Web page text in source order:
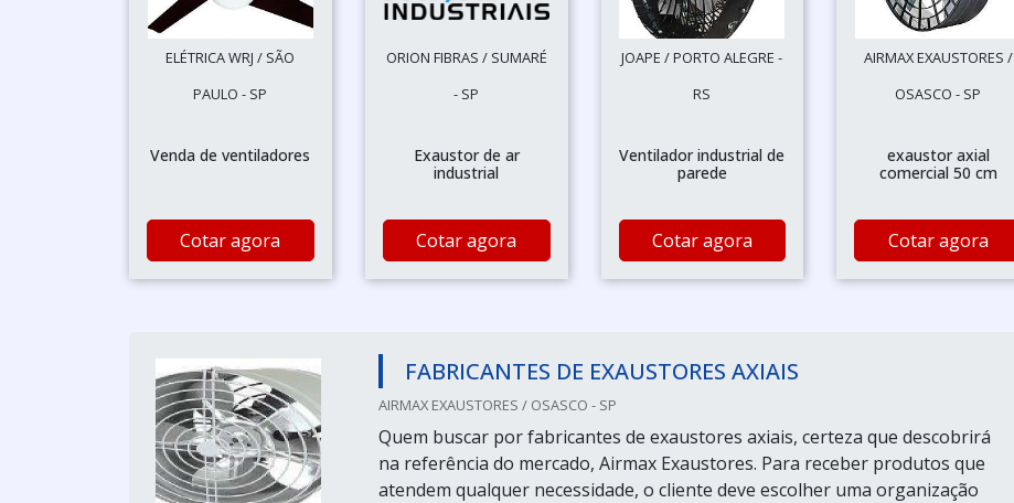
ELÉTRICA WRJ / SÃO
PAULO - SP
Venda de ventiladores
Cotar agora
ORION FIBRAS / SUMARÉ
- SP
Exaustor de ar
industrial
Cotar agora
JOAPE / PORTO ALEGRE -
RS
Ventilador industrial de
parede
Cotar agora
AIRMAX EXAUSTORES /
OSASCO - SP
exaustor axial
comercial 50 cm
Cotar agora
FABRICANTES DE EXAUSTORES AXIAIS
AIRMAX EXAUSTORES / OSASCO - SP
Quem buscar por fabricantes de exaustores axiais, certeza que descobrirá
na referência do mercado, Airmax Exaustores. Para receber produtos que
atendem qualquer necessidade, o cliente deve escolher uma organização